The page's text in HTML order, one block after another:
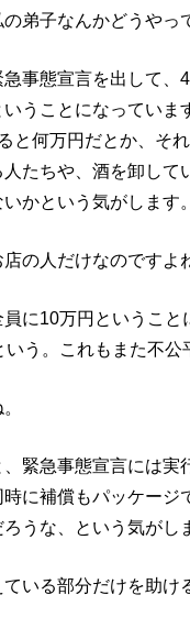
弟子なんかどうやっ
事態宣言を出して
いうことになってい
と何万円だとか、そ
たちや、酒を卸して
かという気がします。
の人だけなのですよ
に10万円というこ
う。これもまた不公
緊急事態宣言には
に補償もパッケー
うな、という気がし
いる部分だけを助け